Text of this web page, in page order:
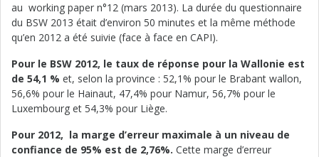
au working paper n°12 (mars 2013). La durée du questionnaire
du BSW 2013 était d’environ 50 minutes et la même méthode
qu’en 2012 a été suivie (face à face en CAPI).
Pour le BSW 2012, le taux de réponse pour la Wallonie est
de 54,1 % et, selon la province : 52,1% pour le Brabant wallon,
56,6% pour le Hainaut, 47,4% pour Namur, 56,7% pour le
Luxembourg et 54,3% pour Liège.
Pour 2012, la marge d’erreur maximale à un niveau de
confiance de 95% est de 2,76%. Cette marge d’erreur